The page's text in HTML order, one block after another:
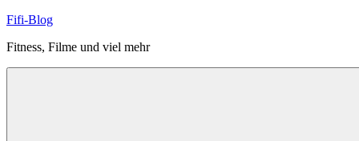
Zum
springen
Fifi-Blog
Fitness, Filme und viel mehr